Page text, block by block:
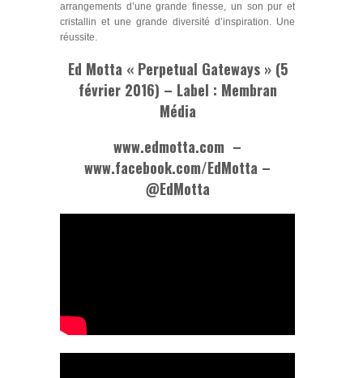
arrangements d’une grande finesse, un son pur et
cristallin et une grande diversité d’inspiration. Une
réussite.
Ed Motta « Perpetual Gateways » (5
février 2016) – Label : Membran
Média
www.edmotta.com –
www.facebook.com/EdMotta –
@EdMotta